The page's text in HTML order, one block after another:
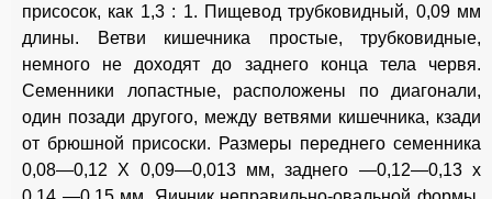
присосок, как 1,3 : 1. Пищевод трубковидный, 0,09 мм
длины. Ветви кишечника простые, трубковидные,
немного не доходят до заднего конца тела червя.
Семенники лопастные, расположены по диагонали,
один позади другого, между ветвями кишечника, кзади
от брюшной присоски. Размеры переднего семенника
0,08—0,12 X 0,09—0,013 мм, заднего —0,12—0,13 х